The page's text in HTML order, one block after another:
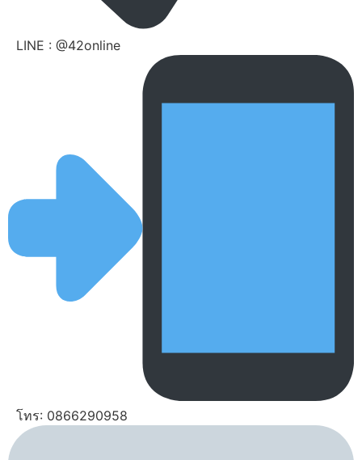
LINE : @42online
โทร: 0866290958